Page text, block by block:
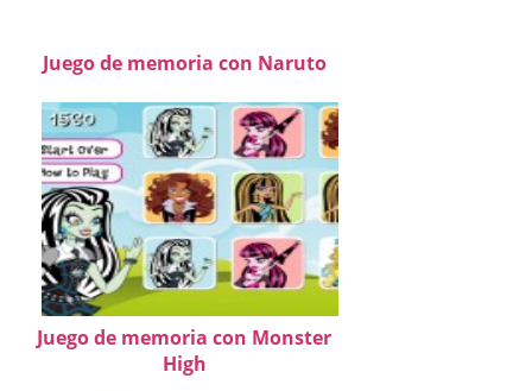
Juego de memoria con Naruto
Juego de memoria con Monster
High